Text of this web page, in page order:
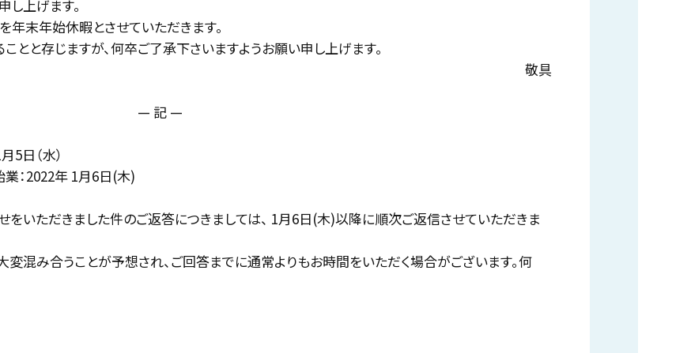
上げます。
末年始休暇とさせていただきます。
とと存じますが、何卒ご了承下さいますようお願い申し上げます。
敬具
— 記 —
5日（水）
：2022年 1月6日(木)
いただきました件のご返答につきましては、 1月6日(木)以降に順次ご返信させていただきま
混み合うことが予想され、ご回答までに通常よりもお時間をいただく場合がございます。何